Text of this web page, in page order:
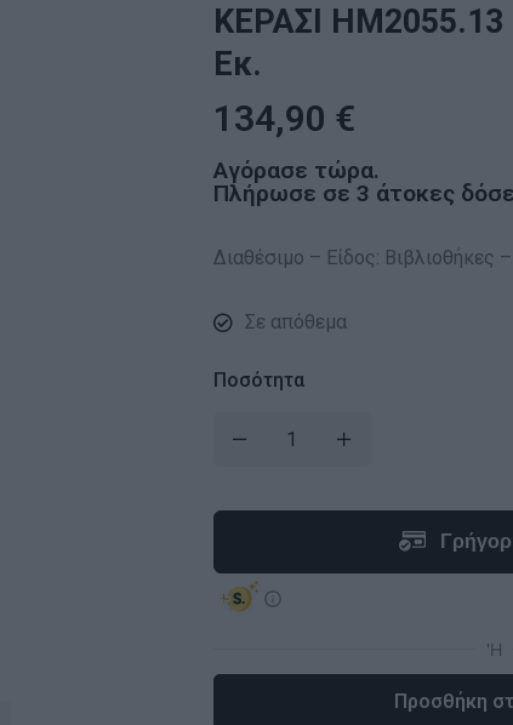
ΚΕΡΑΣΙ
Εκ.
134,90 €
Αγόρασε τώρα.
Πλήρωσε σε 3 άτοκες
Διαθέσιμο – Είδος:
Σε απόθεμα
Ποσότητα
Προσθήκη